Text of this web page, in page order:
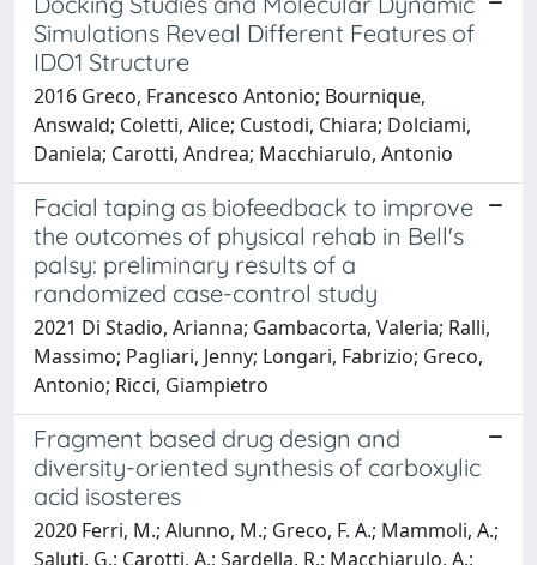
Simulations Reveal Different Features of
IDO1 Structure
2016 Greco, Francesco Antonio; Bournique,
Answald; Coletti, Alice; Custodi, Chiara; Dolciami,
Daniela; Carotti, Andrea; Macchiarulo, Antonio
Facial taping as biofeedback to improve
the outcomes of physical rehab in Bell's
palsy: preliminary results of a
randomized case-control study
2021 Di Stadio, Arianna; Gambacorta, Valeria; Ralli,
Massimo; Pagliari, Jenny; Longari, Fabrizio; Greco,
Antonio; Ricci, Giampietro
Fragment based drug design and
diversity-oriented synthesis of carboxylic
acid isosteres
2020 Ferri, M.; Alunno, M.; Greco, F. A.; Mammoli, A.;
Saluti, G.; Carotti, A.; Sardella, R.; Macchiarulo, A.;